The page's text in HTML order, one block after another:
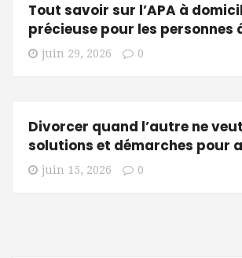
Tout savoir sur l’APA à
précieuse pour les personnes
juin 29, 2026 0
Divorcer quand l’autre ne
solutions et démarches pour
juin 15, 2026 0